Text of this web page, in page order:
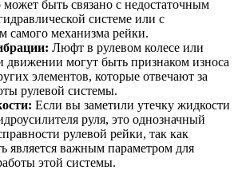
может быть связано с недостаточным
системе или с
самого механизма рейки.
Люфт в рулевом колесе или
движении могут быть признаком износа
элементов, которые отвечают за
рулевой системы.
Если вы заметили утечку жидкости
руля, это однозначный
рулевой рейки, так как
является важным параметром для
этой системы.